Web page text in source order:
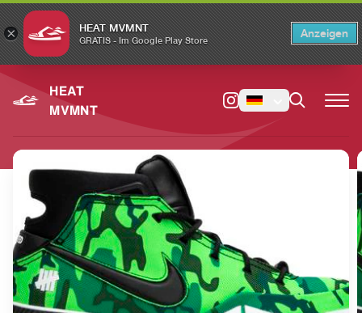
× HEAT MVMNT
GRATIS - Im Google Play Store
Anzeigen
HEAT
MVMNT
Switch to the English version? Switch ×